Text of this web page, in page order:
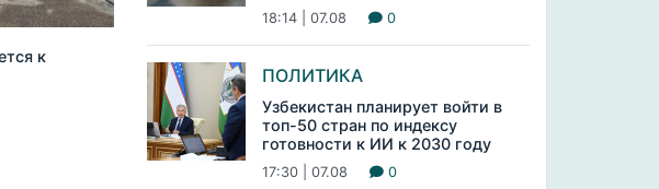
к
18:14 | 07.08 0
ПОЛИТИКА
Узбекистан планирует войти в
топ-50 стран по индексу
готовности к ИИ к 2030 году
17:30 | 07.08 0